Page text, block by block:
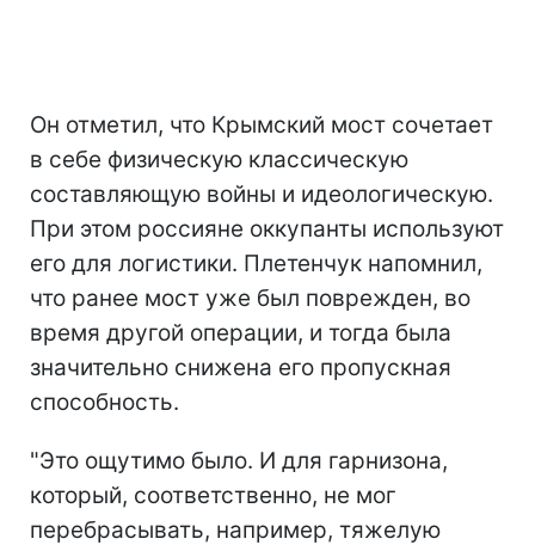
Он отметил, что Крымский мост сочетает
в себе физическую классическую
составляющую войны и идеологическую.
При этом россияне оккупанты используют
его для логистики. Плетенчук напомнил,
что ранее мост уже был поврежден, во
время другой операции, и тогда была
значительно снижена его пропускная
способность.
"Это ощутимо было. И для гарнизона,
который, соответственно, не мог
перебрасывать, например, тяжелую